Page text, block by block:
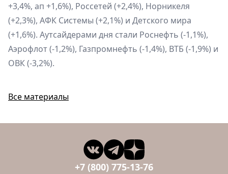
+3,4%, ап +1,6%), Россетей (+2,4%), Норникеля
(+2,3%), АФК Системы (+2,1%) и Детского мира
(+1,6%). Аутсайдерами дня стали Роснефть (-1,1%),
Аэрофлот (-1,2%), Газпромнефть (-1,4%), ВТБ (-1,9%) и
ОВК (-3,2%).
Все материалы
+7 (800) 775-13-76